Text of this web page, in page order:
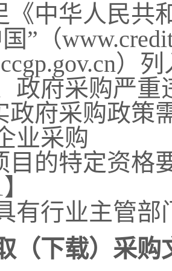
中华人民共
”（
）
政府采购严
府采购政策
业采购
的特定资格
有行业主管
（下载）采购